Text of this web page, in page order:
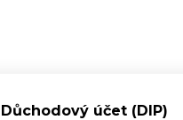
Důchodový účet (DIP)